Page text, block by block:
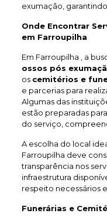
exumação,
Onde Encontrar
em Farroupilha
Em Farroupilha , a
ossos pós
os cemitérios e
e parcerias para
Algumas das
estão preparadas
do serviço,
A escolha do local
Farroupilha deve
transparência nos
infraestrutura
respeito necessários
Funerárias e